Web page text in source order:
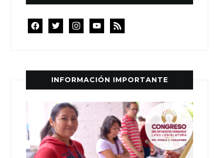
facebooktwitterinstagramyoutube
rss
INFORMACIÓN IMPORTANTE